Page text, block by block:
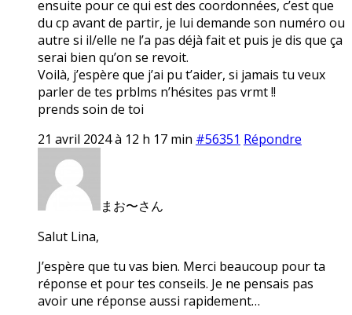
ensuite pour ce qui est des coordonnées, c’est que
du cp avant de partir, je lui demande son numéro ou
autre si il/elle ne l’a pas déjà fait et puis je dis que ça
serai bien qu’on se revoit.
Voilà, j’espère que j’ai pu t’aider, si jamais tu veux
parler de tes prblms n’hésites pas vrmt !!
prends soin de toi
21 avril 2024 à 12 h 17 min #56351 Répondre
まお〜さん
Salut Lina,
J’espère que tu vas bien. Merci beaucoup pour ta
réponse et pour tes conseils. Je ne pensais pas
avoir une réponse aussi rapidement…